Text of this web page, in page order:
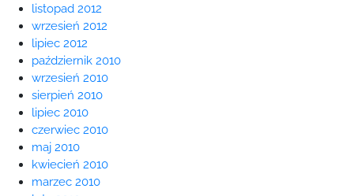
listopad 2012
wrzesień 2012
lipiec 2012
październik 2010
wrzesień 2010
sierpień 2010
lipiec 2010
czerwiec 2010
maj 2010
kwiecień 2010
marzec 2010